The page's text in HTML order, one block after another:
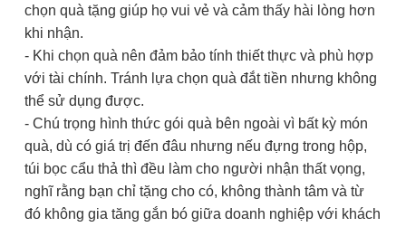
chọn quà tặng giúp họ vui vẻ và cảm thấy hài lòng hơn
khi nhận.
- Khi chọn quà nên đảm bảo tính thiết thực và phù hợp
với tài chính. Tránh lựa chọn quà đắt tiền nhưng không
thể sử dụng được.
- Chú trọng hình thức gói quà bên ngoài vì bất kỳ món
quà, dù có giá trị đến đâu nhưng nếu đựng trong hộp,
túi bọc cẩu thả thì đều làm cho người nhận thất vọng,
nghĩ rằng bạn chỉ tặng cho có, không thành tâm và từ
đó không gia tăng gắn bó giữa doanh nghiệp với khách